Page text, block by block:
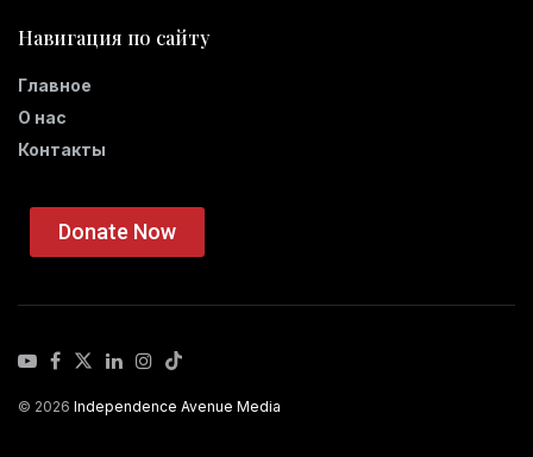
Навигация по сайту
Главное
О нас
Контакты
Donate Now
© 2026 Independence Avenue Media